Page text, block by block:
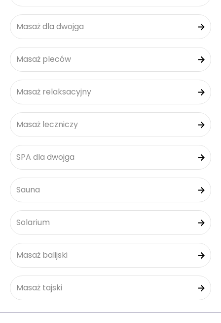
Masaż dla dwojga
Masaż pleców
Masaż relaksacyjny
Masaż leczniczy
SPA dla dwojga
Sauna
Solarium
Masaż balijski
Masaż tajski